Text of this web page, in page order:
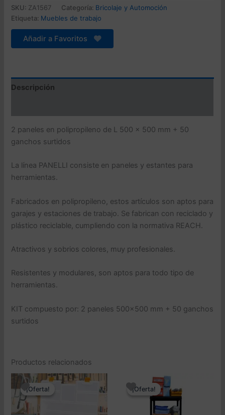
45,99 €.29,42 €.
polipropileno
de
x
+
50
SKU: ZA1567 Categoría: Bricolaje y Automoción
Etiqueta: Muebles de trabajo
Añadir a Favoritos
Descripción
2 paneles en polipropileno de L 500 x 500 mm + 50
ganchos surtidos
La línea PANELLI consiste en paneles y estantes para
herramientas.
Fabricados en polipropileno, estos artículos son aptos para
garajes y estaciones de trabajo. Se fabrican con reciclado y
plástico reciclable, cumpliendo con la normativa REACH.
Atractivos y sobrios colores, muy profesionales.
Resistentes y modulares, son aptos para todo tipo de
herramientas.
KIT compuesto por: 2 paneles 500×500 mm + 50 ganchos
surtidos
Productos relacionados
¡Oferta!
¡Oferta! ¡Oferta!
¡Oferta!